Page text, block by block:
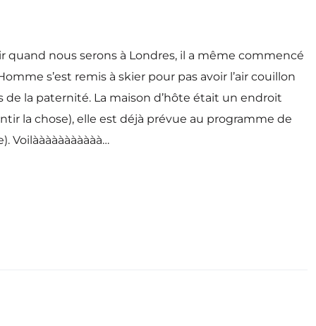
quand nous serons à Londres, il a même commencé
s’est remis à skier pour pas avoir l’air couillon
de la paternité. La maison d’hôte était un endroit
la chose), elle est déjà prévue au programme de
Voilààààààààààà…